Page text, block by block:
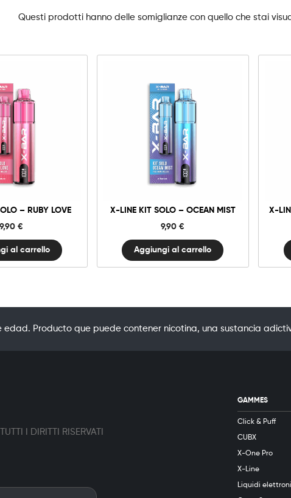
Questi prodotti hanno delle somiglianze con quello che stai
– RUBY LOVE
9,90 €
Line
Kit
Solo
-
Ruby
al carrello
X-LINE KIT SOLO – OCEAN MIST
9,90€
Line
Solo
Ocean
Aggiungi al carrello
X-
Producto que puede contener nicotina, una sustancia
I DIRITTI RISERVATI
GAMMES
Click & Puff
CUBX
X-One Pro
X-Line
Liquidi